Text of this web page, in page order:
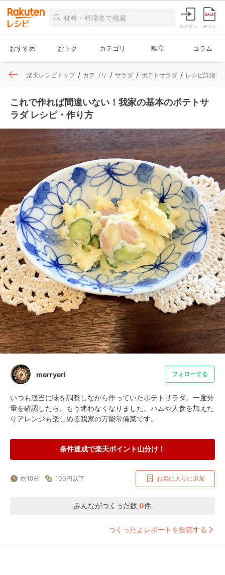
ログイン チラシ
おすすめ おトク カテゴリ 献立 コラム
楽天レシピトップ カテゴリ サラダ ポテトサラダ レシピ詳細
これで作れば間違いない！我家の基本のポテトサ
ラダ レシピ・作り方
merryeri フォローする
いつも適当に味を調整しながら作っていたポテトサラダ。一度分
量を確認したら、もう迷わなくなりました。ハムや人参を加えた
りアレンジも楽しめる我家の万能常備菜です。
条件達成で楽天ポイント山分け！
約10分 100円以下 お気に入りに追加
みんながつくった数 0件
つくったよレポートを投稿する